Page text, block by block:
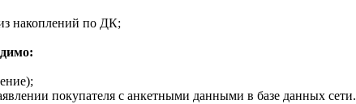
накоплений по ДК;
покупателя с анкетными данными в базе данных сети.